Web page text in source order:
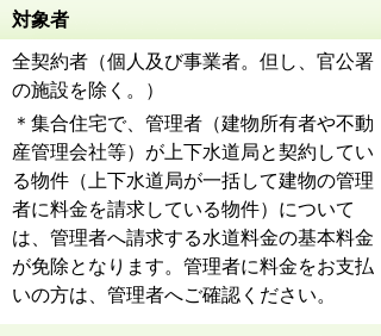
対象者
全契約者（個人及び事業者。但し、官公署
の施設を除く。）
＊集合住宅で、管理者（建物所有者や不動
産管理会社等）が上下水道局と契約してい
る物件（上下水道局が一括して建物の管理
者に料金を請求している物件）について
は、管理者へ請求する水道料金の基本料金
が免除となります。管理者に料金をお支払
いの方は、管理者へご確認ください。